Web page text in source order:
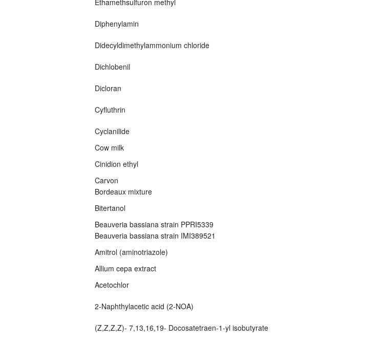
Diphenylamin
Didecyldimethylammonium chloride
Dichlobenil
Dicloran
Cyfluthrin
Cyclanilide
Cow milk
Cinidion ethyl
Carvon
Bordeaux mixture
Bitertanol
Beauveria bassiana strain PPRI5339
Beauveria bassiana strain IMI389521
Amitrol (aminotriazole)
Allium cepa extract
Acetochlor
2-Naphthylacetic acid (2-NOA)
(Z,Z,Z,Z)- 7,13,16,19- Docosatetraen-1-yl isobutyrate